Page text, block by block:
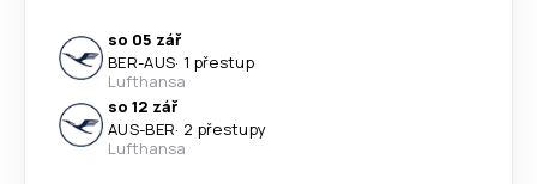
so 05 zář
BER-AUS· 1 přestup
Lufthansa
so 12 zář
AUS-BER· 2 přestupy
Lufthansa